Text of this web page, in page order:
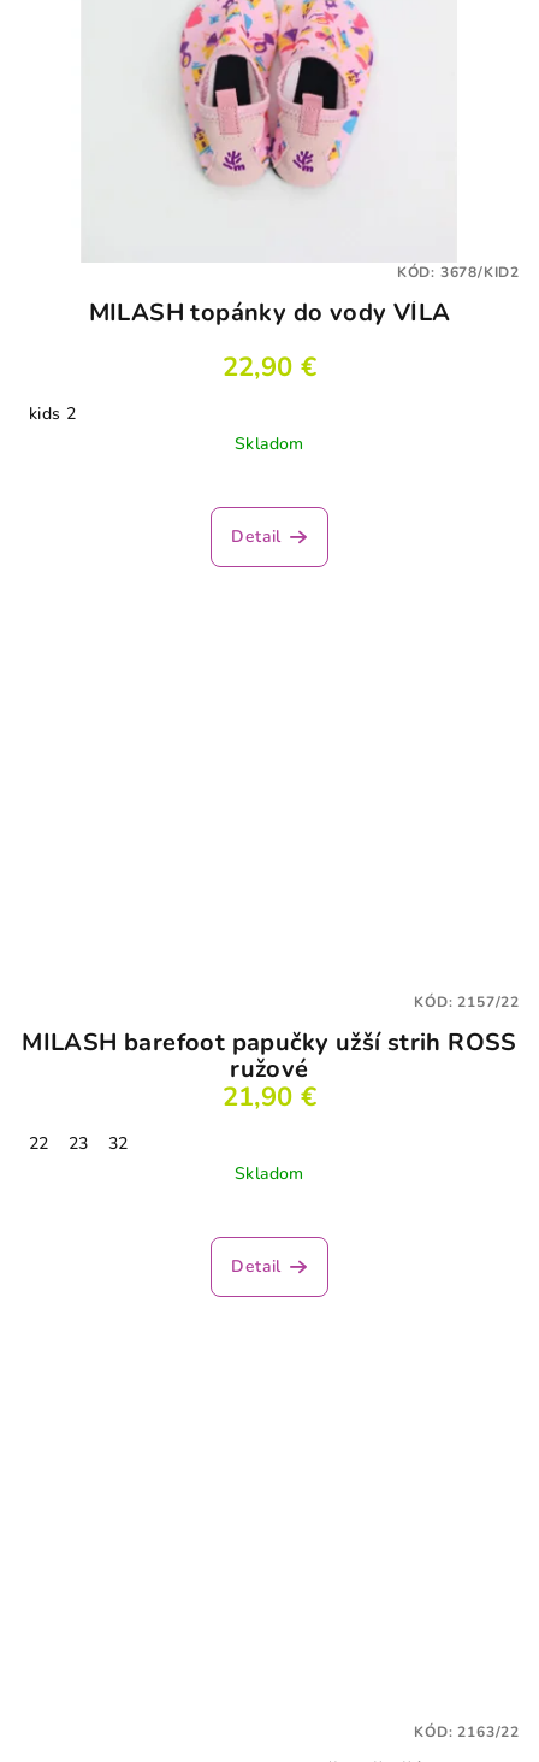
MILASH topánky do vody VÍLA
22,90 €
kids 2
Skladom
Detail
KÓD: 3678/KID2
MILASH barefoot papučky užší strih ROSS
ružové
21,90 €
22 23
32
Skladom
Detail
KÓD:2157/22
KÓD:2163/22